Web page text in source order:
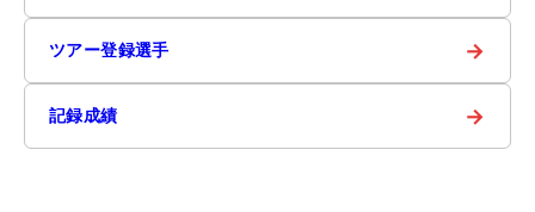
ツアー登録選手 →
記録成績 →